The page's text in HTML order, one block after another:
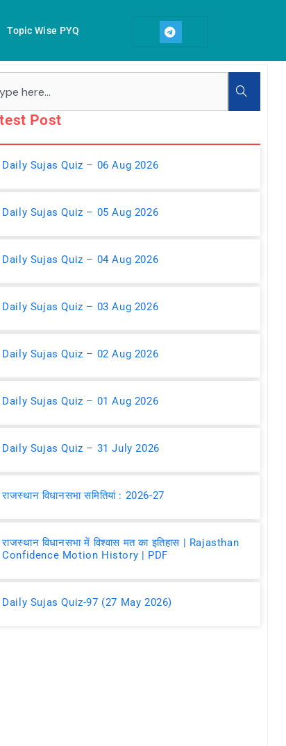
Topic Wise PYQ
T
e
l
g
r
Post
Daily Sujas Quiz – 06 Aug 2026
Daily Sujas Quiz – 05 Aug 2026
Daily Sujas Quiz – 04 Aug 2026
Daily Sujas Quiz – 03 Aug 2026
Daily Sujas Quiz – 02 Aug 2026
Daily Sujas Quiz – 01 Aug 2026
Daily Sujas Quiz – 31 July 2026
राजस्थान विधानसभा समितियां : 2026-27
राजस्थान विधानसभा में विश्वास मत का इतिहास | Rajasthan
Confidence Motion History | PDF
Daily Sujas Quiz-97 (27 May 2026)